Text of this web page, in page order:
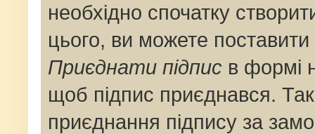
необхідно спочатку
цього, ви можете
Приєднати підпис в формі
щоб підпис приєднався.
приєднання підпису за